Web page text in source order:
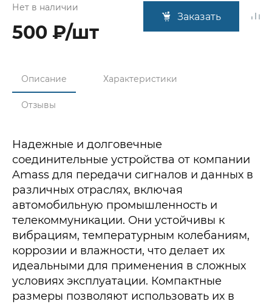
Нет в наличии
500 ₽/шт
Заказать
Описание Характеристики
Отзывы
Надежные и долговечные
соединительные устройства от компании
Amass для передачи сигналов и данных в
различных отраслях, включая
автомобильную промышленность и
телекоммуникации. Они устойчивы к
вибрациям, температурным колебаниям,
коррозии и влажности, что делает их
идеальными для применения в сложных
условиях эксплуатации. Компактные
размеры позволяют использовать их в